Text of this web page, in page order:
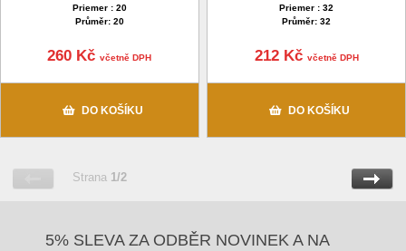
Priemer : 20
Průměr: 20
260 Kčvčetně DPH
DO KOŠÍKU
Priemer : 32
Průměr: 32
212 Kč včetně DPH
DO KOŠÍKU
Strana 1/2
5% SLEVA ZA ODBĚR NOVINEK A NA